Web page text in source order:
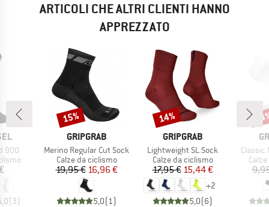
ARTICOLI CHE ALTRI CLIENTI HANNO
APPREZZATO
900
(3)
MARCHIO
GRIPGRAB
Articolo
Merino Regular Cut Sock
Gruppo di prodotti
Calze da ciclismo
Prezzo
19,95 €Prezzo ridotto
16,96 €
5,0(1)
Sconto
15%
MARCHIO
GRIPGRAB
Articolo
Lightweight SL Sock
Gruppo di prodotti
Calze da ciclismo
Prezzo
17,95 € Prezzo ridotto
15,44 €
+2
5,0(6)
Sconto
14%
Articolo
Classic